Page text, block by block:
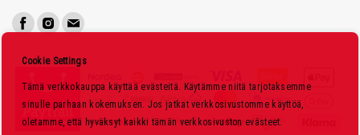
i
Cookie Settings
Tämä verkkokauppa käyttää evästeitä. Käytämme niitä tarjotaksemme
sinulle parhaan kokemuksen. Jos jatkat verkkosivustomme käyttöä,
oletamme, että hyväksyt kaikki tämän verkkosivuston evästeet.